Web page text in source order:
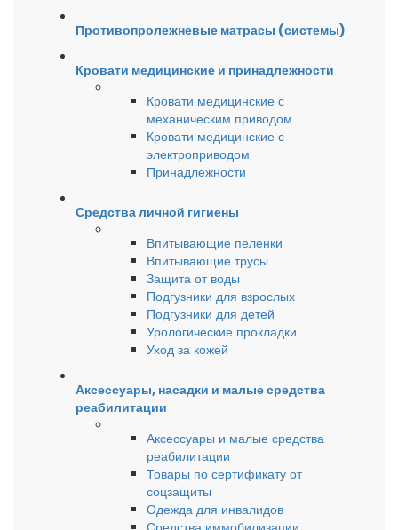
Противопролежневые матрасы (системы)
Кровати медицинские и принадлежности
Кровати медицинские с
механическим приводом
Кровати медицинские с
электроприводом
Принадлежности
Средства личной гигиены
Впитывающие пеленки
Впитывающие трусы
Защита от воды
Подгузники для взрослых
Подгузники для детей
Урологические прокладки
Уход за кожей
Аксессуары, насадки и малые средства
реабилитации
Аксессуары и малые средства
реабилитации
Товары по сертификату от
соцзащиты
Одежда для инвалидов